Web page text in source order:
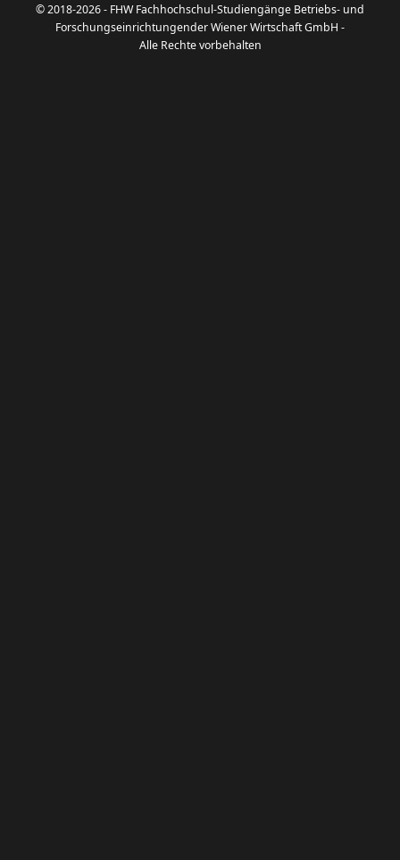
© 2018-2026 - FHW Fachhochschul-Studiengänge Betriebs- und
Forschungseinrichtungender Wiener Wirtschaft GmbH -
Alle Rechte vorbehalten